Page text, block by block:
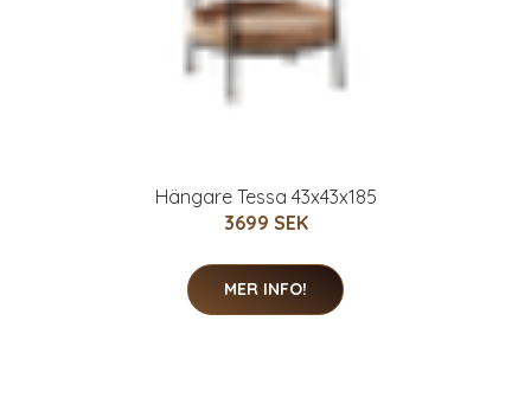
Hängare Tessa 43x43x185
3699 SEK
MER INFO!